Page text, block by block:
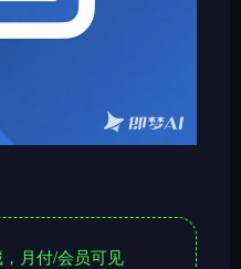
月付/会员可见